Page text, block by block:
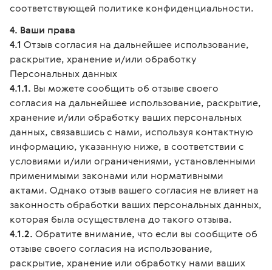
соответствующей политике конфиденциальности.
4. Ваши права
4.1 Отзыв согласия на дальнейшее использование,
раскрытие, хранение и/или обработку
Персональных данных
4.1.1. Вы можете сообщить об отзыве своего
согласия на дальнейшее использование, раскрытие,
хранение и/или обработку ваших персональных
данных, связавшись с нами, используя контактную
информацию, указанную ниже, в соответствии с
условиями и/или ограничениями, установленными
применимыми законами или нормативными
актами. Однако отзыв вашего согласия не влияет на
законность обработки ваших персональных данных,
которая была осуществлена до такого отзыва.
4.1.2. Обратите внимание, что если вы сообщите об
отзыве своего согласия на использование,
раскрытие, хранение или обработку нами ваших